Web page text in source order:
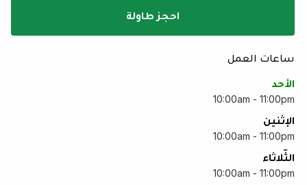
احجز طاولة
ساعات العمل
الأحد
10:00am - 11:00pm
الإثنين
10:00am - 11:00pm
الثّلاثاء
10:00am - 11:00pm